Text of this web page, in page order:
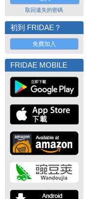
取回遺失的密碼
初到 FRIDAE？
免費加入
FRIDAE MOBILE